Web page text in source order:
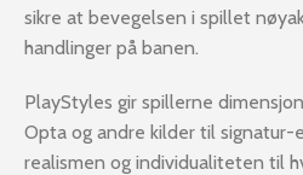
sikre at bevegelsen i spillet
handlinger på banen.
PlayStyles gir spillerne
Opta og andre kilder til signatur-
realismen og individualiteten til